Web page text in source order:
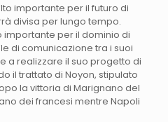
importante per il futuro di
divisa per lungo tempo.
per il dominio di
di comunicazione tra i suoi
a realizzare il suo progetto di
il trattato di Noyon, stipulato
la vittoria di Marignano del
dei francesi mentre Napoli